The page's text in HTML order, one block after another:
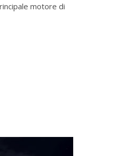
motore di